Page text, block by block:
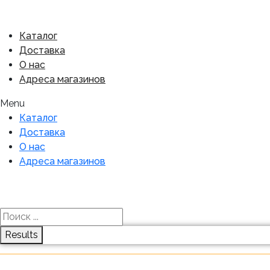
Каталог
Доставка
О нас
Адреса магазинов
Menu
Каталог
Доставка
О нас
Адреса магазинов
Results